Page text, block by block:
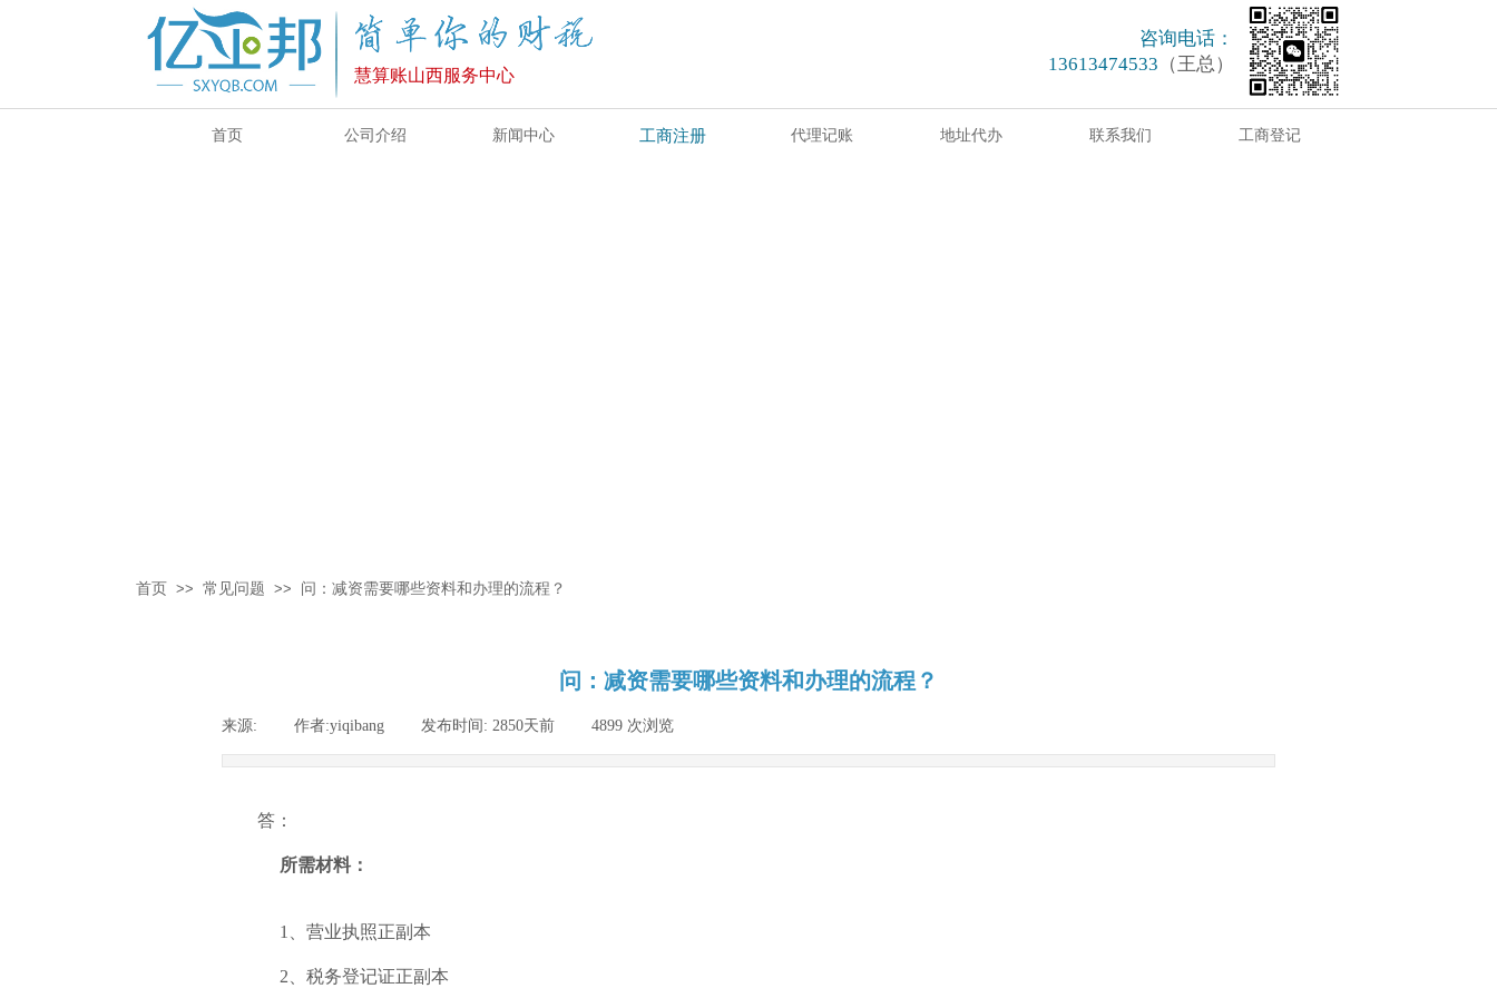
咨询电话：
13613474533 （王总）
慧算账山西服务中心
首页 公司介绍 新闻中心 工商注册 代理记账 地址代办 联系我们 工商登记
首页 >> 常见问题 >> 问：减资需要哪些资料和办理的流程？
问：减资需要哪些资料和办理的流程？
来源: 作者:yiqibang 发布时间:2850天前 4899 次浏览
答：
所需材料：
1、营业执照正副本
2、税务登记证正副本